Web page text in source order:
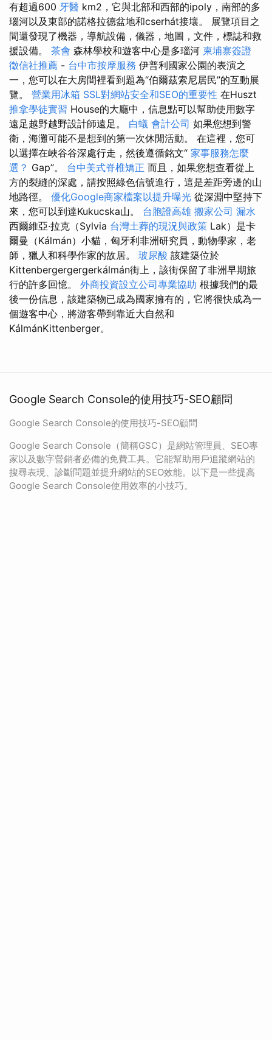
有超過600 牙醫 km2，它與北部和西部的ipoly，南部的多
瑙河以及東部的諾格拉德盆地和cserhát接壤。 展覽項目之
間還發現了機器，導航設備，儀器，地圖，文件，標誌和救
援設備。 茶會 森林學校和遊客中心是多瑙河 柬埔寨簽證
徵信社推薦 - 台中市按摩服務 伊普利國家公園的表演之
一，您可以在大房間裡看到題為“伯爾茲索尼居民”的互動展
覽。 營業用冰箱 SSL對網站安全和SEO的重要性 在Huszt
推拿學徒實習 House的大廳中，信息點可以幫助使用數字
遠足越野越野設計師遠足。 白蟻 會計公司 如果您想到警
衛，海灘可能不是想到的第一次休閒活動。 在這裡，您可
以選擇在峽谷谷深處行走，然後遵循銘文“ 家事服務怎麼
選？ Gap”。 台中美式脊椎矯正 而且，如果您想查看從上
方的裂縫的深處，請按照綠色信號進行，這是差距旁邊的山
地路徑。 優化Google商家檔案以提升曝光 從深淵中堅持下
來，您可以到達Kukucska山。 台胞證高雄 搬家公司 漏水
西爾維亞·拉克（Sylvia 台灣土葬的現況與政策 Lak）是卡
爾曼（Kálmán）小貓，匈牙利非洲研究員，動物學家，老
師，獵人和科學作家的故居。 玻尿酸 該建築位於
Kittenbergergergerkálmán街上，該街保留了非洲早期旅
行的許多回憶。 外商投資設立公司專業協助 根據我們的最
後一份信息，該建築物已成為國家擁有的，它將很快成為一
個遊客中心，將游客帶到靠近大自然和
KálmánKittenberger。
Google Search Console的使用技巧-SEO顧問
Google Search Console的使用技巧-SEO顧問
Google Search Console（簡稱GSC）是網站管理員、SEO專
家以及數字營銷者必備的免費工具。它能幫助用戶追蹤網站的
搜尋表現、診斷問題並提升網站的SEO效能。以下是一些提高
Google Search Console使用效率的小技巧。